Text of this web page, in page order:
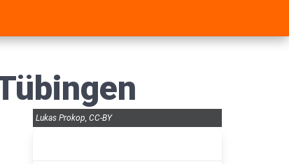
Lukas Prokop, CC-BY